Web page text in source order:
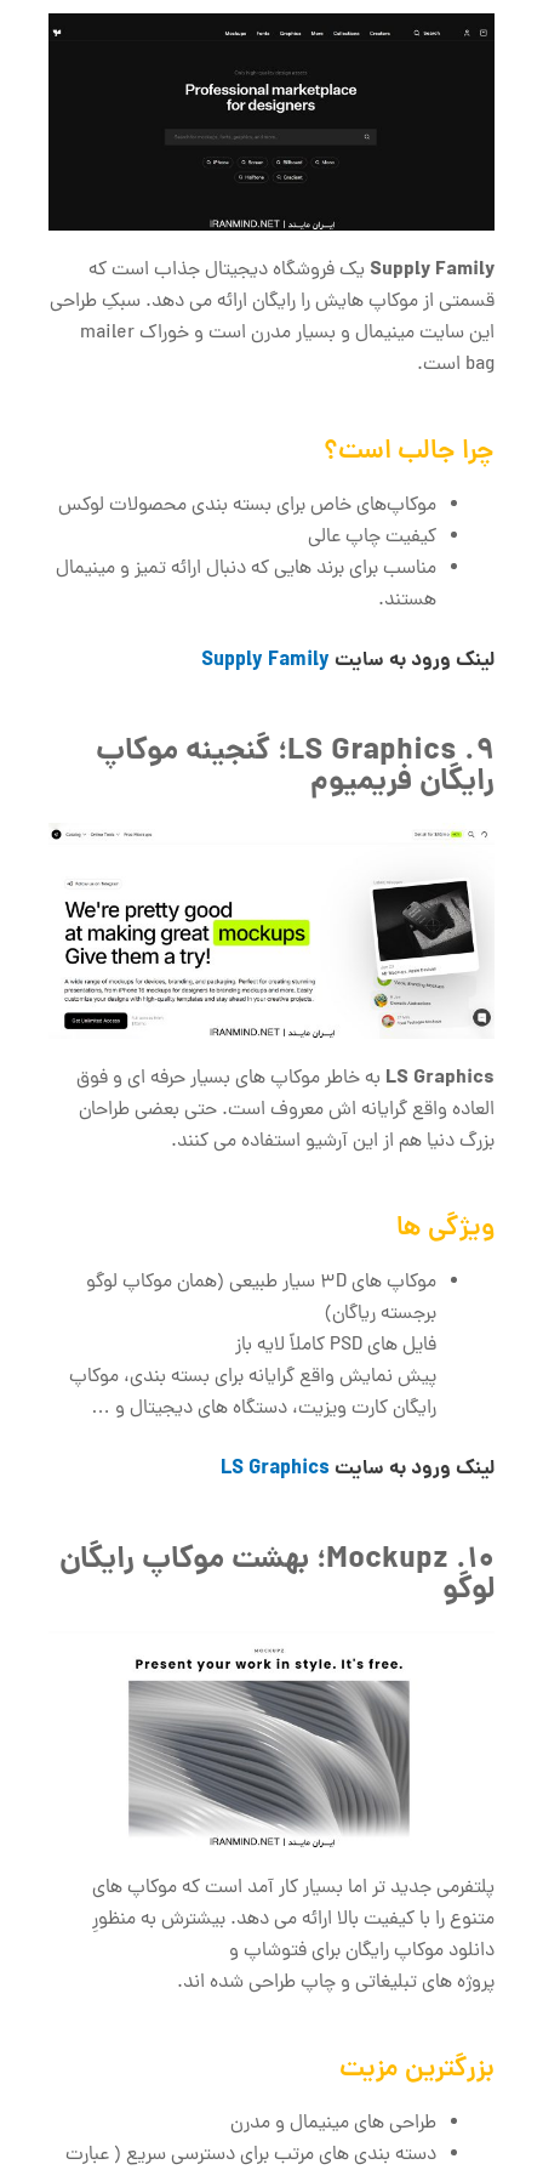
Supply Familyیک فروشگاه دیجیتال جذاب است که
قسمتی از موکاپ ‌هایش را رایگان ارائه می ‌دهد. سبکِ طراحی
این سایت مینیمال و بسیار مدرن است و خوراک mailer
bag است.
چرا جالب است؟
موکاپ‌های خاص برای بسته ‌بندی محصولات لوکس
کیفیت چاپ عالی
مناسب برای برند هایی که دنبال ارائه تمیز و مینیمال
هستند.
لینک ورود به سایتSupply Family
9. LS Graphics؛ گنجینه موکاپ
رایگان فریمیوم
LS Graphicsبه خاطر موکاپ‌ های بسیار حرفه ‌ای و فوق
‌العاده واقع‌ گرایانه‌ اش معروف است. حتی بعضی طراحان
بزرگ دنیا هم از این آرشیو استفاده می‌ کنند.
ویژگی‌ ها
موکاپ ‌های 3D سیار طبیعی (همان موکاپ لوگو
برجسته ریاگان)
فایل ‌های PSD کاملاً لایه ‌باز
پیش ‌نمایش واقع ‌گرایانه برای بسته ‌بندی، موکاپ
رایگان کارت ویزیت، دستگاه ‌های دیجیتال و …
لینک ورود به سایتLS Graphics
10. Mockupz؛ بهشت موکاپ رایگان
لوگو
پلتفرمی جدید تر اما بسیار کار آمد است که موکاپ‌ های
متنوع را با کیفیت بالا ارائه می ‌دهد. بیشترش به منظورِ
دانلود موکاپ رایگان برای فتوشاپ و
پروژه‌ های تبلیغاتی و چاپ طراحی شده ‌اند.
بزرگترین مزیت
طراحی‌ های مینیمال و مدرن
دسته ‌بندی‌ های مرتب برای دسترسی سریع ( عبارت